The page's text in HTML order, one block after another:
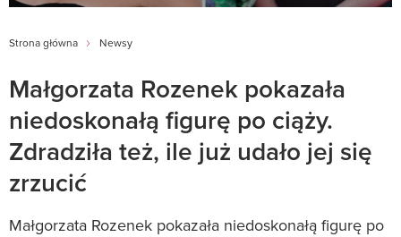
Strona główna Newsy
Małgorzata Rozenek pokazała
niedoskonałą figurę po ciąży.
Zdradziła też, ile już udało jej się
zrzucić
Małgorzata Rozenek pokazała niedoskonałą figurę po